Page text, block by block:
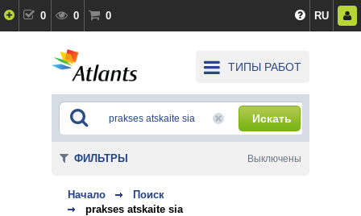
0 0 0 RU
ТИПЫ РАБОТ
Искать
Начало
Поиск
prakses atskaite sia
ФИЛЬТРЫ Выключены